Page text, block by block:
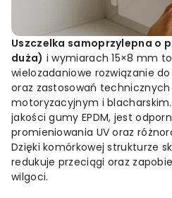
Uszczelka samoprzylepna o
duża) i wymiarach 15×8 mm
wielozadaniowe rozwiązanie
oraz zastosowań
motoryzacyjnym i
jakości gumy EPDM, jest
promieniowania UV oraz
Dzięki komórkowej strukturze
redukuje przeciągi oraz
wilgoci.